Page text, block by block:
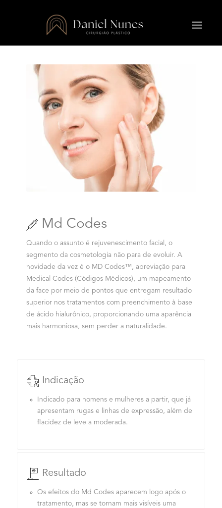
Md Codes
Quando o assunto é rejuvenescimento facial, o
segmento da cosmetologia não para de evoluir. A
novidade da vez é o MD Codes™, abreviação para
Medical Codes (Códigos Médicos), um mapeamento
da face por meio de pontos que entregam resultado
superior nos tratamentos com preenchimento à base
de ácido hialurônico, proporcionando uma aparência
mais harmoniosa, sem perder a naturalidade.
Indicação
Indicado para homens e mulheres a partir, que já
apresentam rugas e linhas de expressão, além de
flacidez de leve a moderada.
Resultado
Os efeitos do Md Codes aparecem logo após o
tratamento, mas se tornam mais visíveis uma